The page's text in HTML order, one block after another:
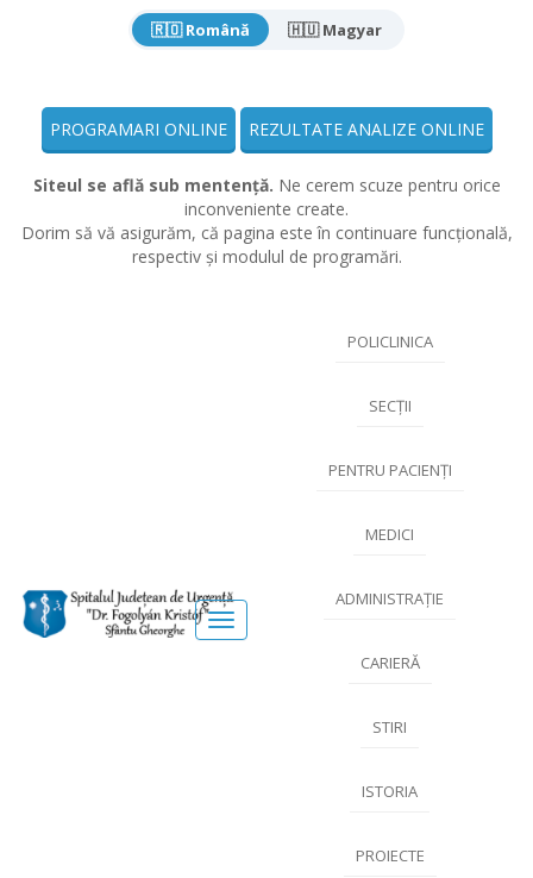
🇷🇴 Română 🇭🇺 Magyar
PROGRAMARI ONLINE REZULTATE ANALIZE ONLINE
Siteul se află sub mentență. Ne cerem scuze pentru orice
inconveniente create.
Dorim să vă asigurăm, că pagina este în continuare funcțională,
respectiv și modulul de programări.
Meniu
POLICLINICA
SECȚII
PENTRU PACIENȚI
MEDICI
ADMINISTRAȚIE
CARIERĂ
STIRI
ISTORIA
PROIECTE